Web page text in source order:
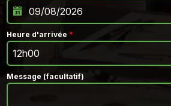
Heure d'arrivée *
12h00
Message (facultatif)